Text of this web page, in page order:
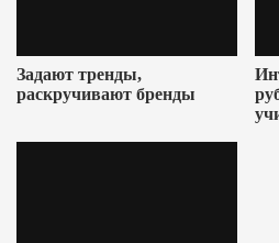
Задают тренды,
раскручивают бренды